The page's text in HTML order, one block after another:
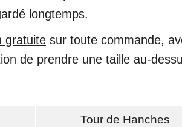
longtemps.
gratuite sur toute commande,
de prendre une taille au-
Tour de Hanches